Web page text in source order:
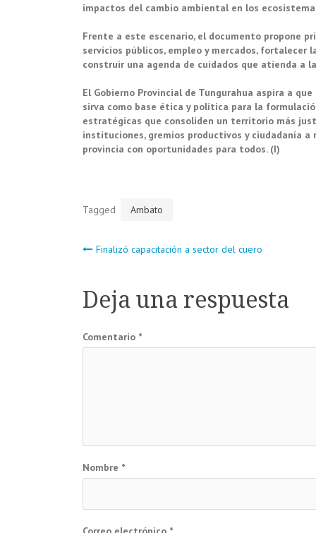
impactos del cambio ambiental en los
Frente a este escenario, el documento propone
servicios públicos, empleo y mercados,
construir una agenda de cuidados que atienda a
El Gobierno Provincial de Tungurahua aspira a
sirva como base ética y política para la
estratégicas que consoliden un territorio más
instituciones, gremios productivos y ciudadanía
provincia con oportunidades para todos. (I)
Tagged Ambato
Navegación
de
entradas
Finalizó capacitación a sector del cuero
Deja una respuesta
Comentario *
Nombre *